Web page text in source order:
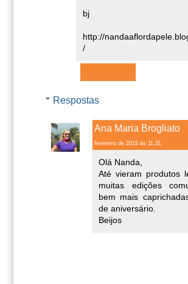
bj
http://
/
Respostas
Ana Maria Brogliato
fevereiro de 2015 às 11:31
Olá Nanda,
Até vieram produtos
muitas edições
bem mais
de aniversário.
Beijos